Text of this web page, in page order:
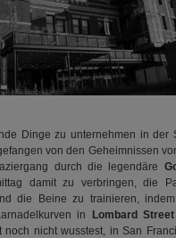
Dinge zu unternehmen in der
von den Geheimnissen
durch die legendäre
damit zu verbringen, die
die Beine zu trainieren,
in
Lombard Street
noch nicht wusstest, in San